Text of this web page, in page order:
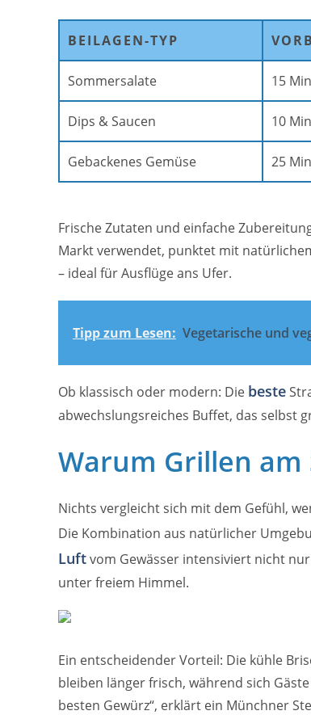
BEILAGEN-TYP
Sommersalate 15
Dips & Saucen 10
Gebackenes Gemüse 25
Frische Zutaten und einfache
Markt verwendet, punktet mit
– ideal für Ausflüge ans Ufer.
Tipp zum Lesen: Vegetarische und
Ob klassisch oder modern: Die beste
abwechslungsreiches Buffet, das selbst
Warum Grillen am
Nichts vergleicht sich mit dem Gefühl,
Die Kombination aus natürlicher
Luftvom Gewässer intensiviert nicht
unter freiem Himmel.
Ein entscheidender Vorteil: Die kühle
bleiben länger frisch, während sich
besten Gewürz“, erklärt ein Münchner